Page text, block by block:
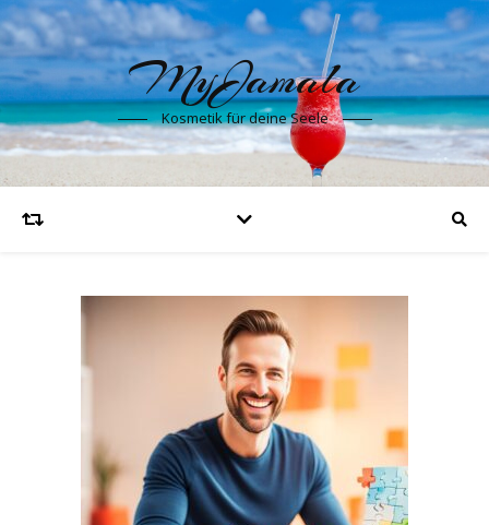
MyJamala
Kosmetik für deine Seele